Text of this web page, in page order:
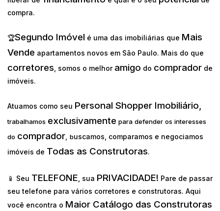
compra.
🏆Segundo Imóvel é uma das imobiliárias que Mais
Vende apartamentos novos em São Paulo. Mais do que
corretores , somos o melhor amigo do comprador de
imóveis.
Atuamos como seu Personal Shopper Imobiliário,
trabalhamos exclusivamente para defender os interesses
do comprador, buscamos, comparamos e negociamos
imóveis de Todas as Construtoras.
📱 Seu TELEFONE , sua PRIVACIDADE! Pare de passar
seu telefone para vários corretores e construtoras. Aqui
você encontra o Maior Catálogo das Construtoras